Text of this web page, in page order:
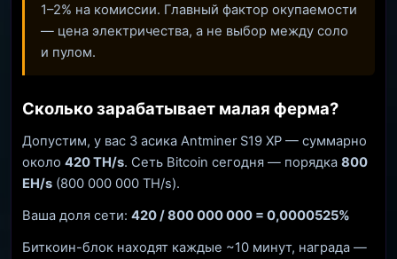
1–2% на комиссии. Главный фактор окупаемости
— цена электричества, а не выбор между соло
и пулом.
Сколько зарабатывает малая ферма?
Допустим, у вас 3 асика Antminer S19 XP — суммарно
около 420 TH/s. Сеть Bitcoin сегодня — порядка 800
EH/s (800 000 000 TH/s).
Ваша доля сети: 420 / 800 000 000 = 0,0000525%
Биткоин-блок находят каждые ~10 минут, награда —